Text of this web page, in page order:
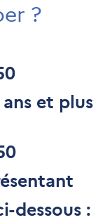
?
ans et plus
dessous :